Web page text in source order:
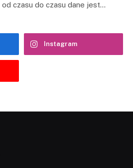
czasu do czasu dane jest…
Instagram